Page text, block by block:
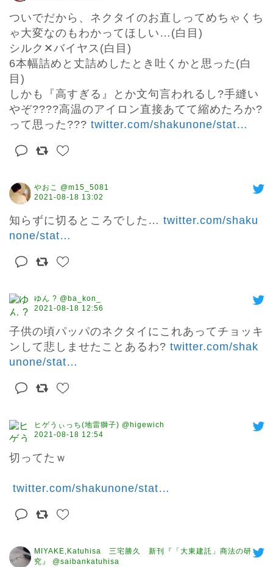
ついでだから、ネクタイのお直しってめちゃくち
ゃ大変なのもわかってほしい…(白目)
シルク✕バイヤス(白目)
6本幅詰めと丈詰めしたとき吐くかと思った(白
目)
しかも『高すぎる』とか文句言われるし?手縫い
やぞ????高温のアイロン直接あてて縮めたろか?
って思った??? twitter.com/shakunone/stat…
やおこ @m15_5081
2021-08-18 13:02
知らずに切るところでした… twitter.com/shaku
none/stat…
ゆん ? @ba_kon_
2021-08-18 12:56
子供の頃パッパのネクタイにこれあってチョッキ
ンして悲しませたことあるわ? twitter.com/shak
unone/stat…
ヒゲうぃっち(地雷獅子) @higewich
2021-08-18 12:54
切ってたｗ
twitter.com/shakunone/stat…
MIYAKE,Katuhisa 三宅勝久 新刊『「大東建託」商法の研
究』 @saibankatuhisa